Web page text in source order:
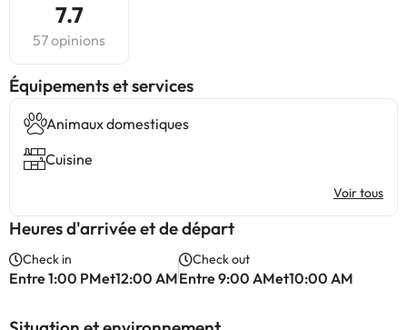
7.7
57 opinions
​Équipements et services
Animaux domestiques
Cuisine
Voir tous
Heures d'arrivée et de départ
Check in
Entre 1:00 PMet12:00 AM
Check out
Entre 9:00 AMet10:00 AM